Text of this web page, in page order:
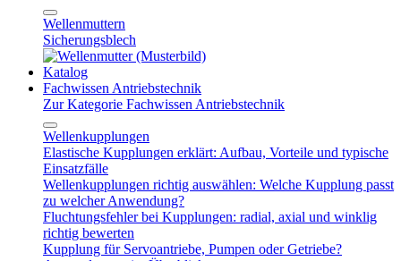
Wellenmuttern
Sicherungsblech
Katalog
Fachwissen Antriebstechnik
Zur Kategorie Fachwissen Antriebstechnik
Wellenkupplungen
Elastische Kupplungen erklärt: Aufbau, Vorteile und typische
Einsatzfälle
Wellenkupplungen richtig auswählen: Welche Kupplung passt
zu welcher Anwendung?
Fluchtungsfehler bei Kupplungen: radial, axial und winklig
richtig bewerten
Kupplung für Servoantriebe, Pumpen oder Getriebe?